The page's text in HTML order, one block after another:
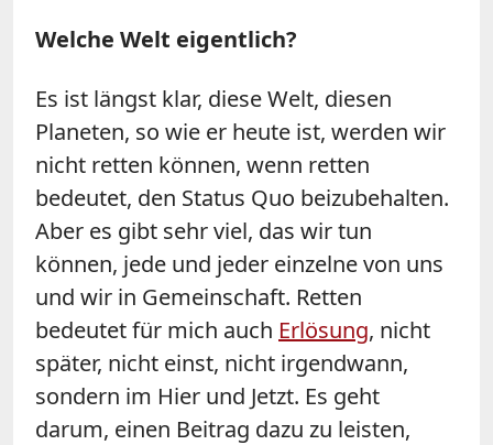
Welche Welt eigentlich?
Es ist längst klar, diese Welt, diesen
Planeten, so wie er heute ist, werden wir
nicht retten können, wenn retten
bedeutet, den Status Quo beizubehalten.
Aber es gibt sehr viel, das wir tun
können, jede und jeder einzelne von uns
und wir in Gemeinschaft. Retten
bedeutet für mich auch Erlösung, nicht
später, nicht einst, nicht irgendwann,
sondern im Hier und Jetzt. Es geht
darum, einen Beitrag dazu zu leisten,